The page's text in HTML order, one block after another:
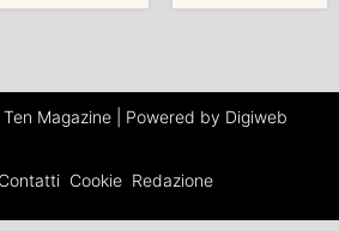
Magazine | Powered by Digiweb
Contatti Cookie Redazione